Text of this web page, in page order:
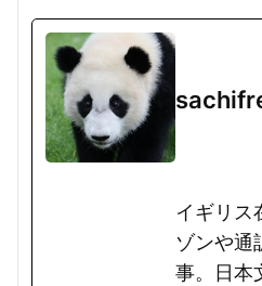
イギリス
ゾンや通
事。日本